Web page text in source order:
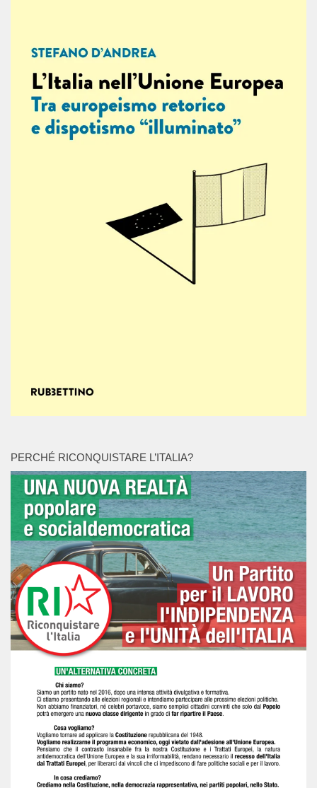
PERCHÉ RICONQUISTARE L’ITALIA?